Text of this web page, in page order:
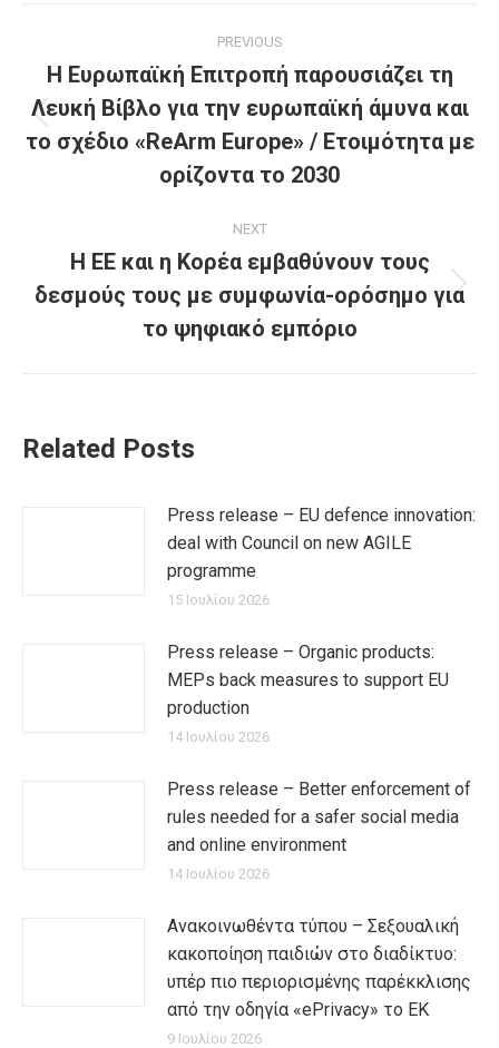
navigation
PREVIOUS
Previous
post:
Η Ευρωπαϊκή Επιτροπή παρουσιάζει τη
Λευκή Βίβλο για την ευρωπαϊκή άμυνα και
το σχέδιο «ReArm Europe» / Ετοιμότητα με
ορίζοντα το 2030
NEXT
Next
post:
Η ΕΕ και η Κορέα εμβαθύνουν τους
δεσμούς τους με συμφωνία-ορόσημο για
το ψηφιακό εμπόριο
Related Posts
Press release – EU defence innovation:
deal with Council on new AGILE
programme
15 Ιουλίου 2026
Press release – Organic products:
MEPs back measures to support EU
production
14 Ιουλίου 2026
Press release – Better enforcement of
rules needed for a safer social media
and online environment
14 Ιουλίου 2026
Ανακοινωθέντα τύπου – Σεξουαλική
κακοποίηση παιδιών στο διαδίκτυο:
υπέρ πιο περιορισμένης παρέκκλισης
από την οδηγία «ePrivacy» το ΕΚ
9 Ιουλίου 2026